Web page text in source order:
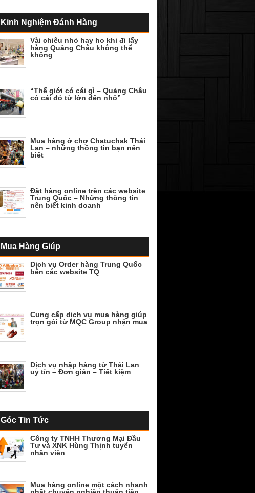
Kinh Nghiệm Đánh Hàng
Vài chiêu nhỏ hay ho khi đi lấy
hàng Quảng Châu không thể
không
“Thế giới có cái gì – Quảng Châu
có cái đó từ lớn đến nhỏ”
Mua hàng ở chợ Chatuchak Thái
Lan – những thông tin bạn nên
biết
Đặt hàng online trên các website
Trung Quốc – Những thông tin
nên biết kinh doanh
Mua Hàng Giúp
Dịch vụ Order hàng Trung Quốc
bên các website TQ
Cung cấp dịch vụ mua hàng giúp
trọn gói từ MQC Group nhận mua
Dịch vụ nhập hàng từ Thái Lan
uy tín – Đơn giản – Tiết kiệm
Góc Tin Tức
Công ty TNHH Thương Mại Đầu
Tư và XNK Hùng Thịnh tuyển
nhân viên
Mua hàng online một cách nhanh